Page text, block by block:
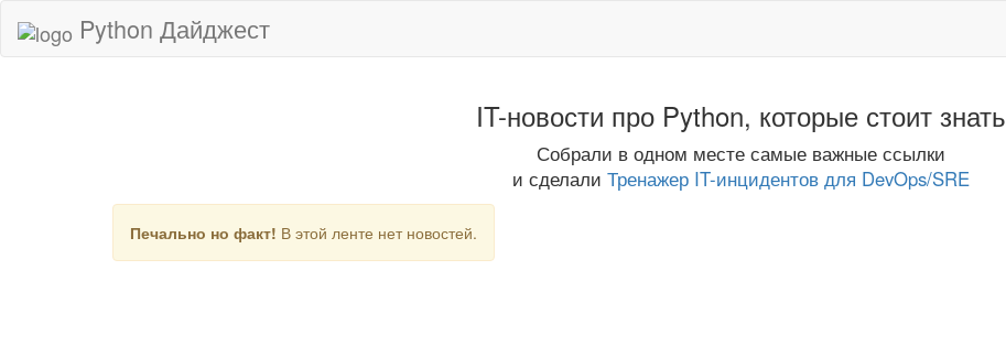
Python Дайджест
IT-новости про Python, которые стоит знать
Собрали в одном месте самые важные ссылки
и сделали Тренажер IT-инцидентов для DevOps/SRE
Печально но факт! В этой ленте нет новостей.